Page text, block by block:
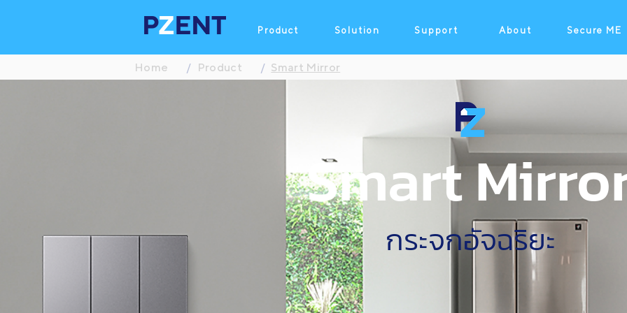
Product Solution Support About Secure ME
Smart
กระจกอัจฉริยะ
Home / Product / Smart Mirror